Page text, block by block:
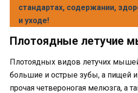
стандартах, содержании,
и уходе!
Плотоядные летучие
Плотоядных видов летучих
большие и острые зубы, а пищей
прочая четвероногая мелюзга, а